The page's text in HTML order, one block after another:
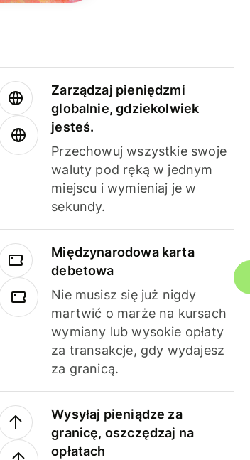
Zarządzaj pieniędzmi
globalnie, gdziekolwiek
jesteś.
Przechowuj wszystkie swoje
waluty pod ręką w jednym
miejscu i wymieniaj je w
sekundy.
Międzynarodowa karta
debetowa
Nie musisz się już nigdy
martwić o marże na kursach
wymiany lub wysokie opłaty
za transakcje, gdy wydajesz
za granicą.
Wysyłaj pieniądze za
granicę, oszczędzaj na
opłatach